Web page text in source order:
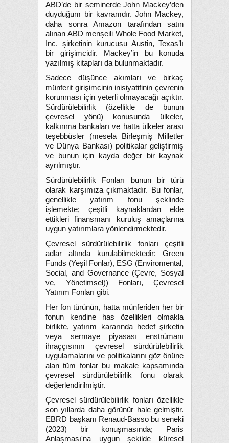
ABD’de bir seminerde John Mackey’den
duyduğum bir kavramdır. John Mackey,
daha sonra Amazon tarafından satın
alınan ABD menşeili Whole Food Market,
Inc. şirketinin kurucusu Austin, Texas’lı
bir girişimcidir. Mackey’in bu konuda
yazılmış kitapları da bulunmaktadır.
Sadece düşünce akımları ve birkaç
münferit girişimcinin inisiyatifinin çevrenin
korunması için yeterli olmayacağı açıktır.
Sürdürülebilirlik (özellikle de bunun
çevresel yönü) konusunda ülkeler,
kalkınma bankaları ve hatta ülkeler arası
teşebbüsler (mesela Birleşmiş Milletler
ve Dünya Bankası) politikalar geliştirmiş
ve bunun için kayda değer bir kaynak
ayrılmıştır.
Sürdürülebilirlik Fonları bunun bir türü
olarak karşımıza çıkmaktadır. Bu fonlar,
genellikle yatırım fonu şeklinde
işlemekte; çeşitli kaynaklardan elde
ettikleri finansmanı kuruluş amaçlarına
uygun yatırımlara yönlendirmektedir.
Çevresel sürdürülebilirlik fonları çeşitli
adlar altında kurulabilmektedir: Green
Funds (Yeşil Fonlar), ESG (Enviromental,
Social, and Governance (Çevre, Sosyal
ve, Yönetimsel)) Fonları, Çevresel
Yatırım Fonları gibi.
Her fon türünün, hatta münferiden her bir
fonun kendine has özellikleri olmakla
birlikte, yatırım kararında hedef şirketin
veya sermaye piyasası enstrümanı
ihraççısının çevresel sürdürülebilirlik
uygulamalarını ve politikalarını göz önüne
alan tüm fonlar bu makale kapsamında
çevresel sürdürülebilirlik fonu olarak
değerlendirilmiştir.
Çevresel sürdürülebilirlik fonları özellikle
son yıllarda daha görünür hale gelmiştir.
EBRD başkanı Renaud-Basso bu seneki
(2023) bir konuşmasında; Paris
Anlaşması'na uygun şekilde küresel